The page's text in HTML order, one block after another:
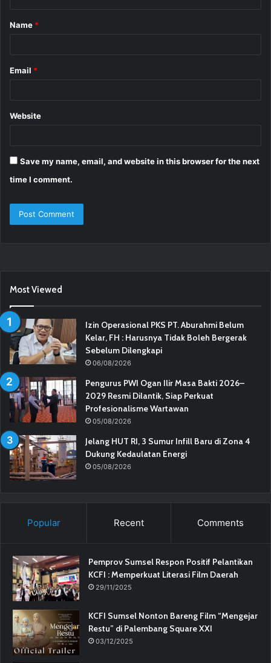
*
Name *
Email *
Website
Save my name, email, and website in this browser for the next
time I comment.
Most Viewed
Izin Operasional PKS PT. Aburahmi Belum
Kelar, FH : Harusnya Tidak Boleh Bergerak
Sebelum Dilengkapi
06/08/2026
Pengurus PWI Ogan Ilir Masa Bakti 2026–
2029 Resmi Dilantik, Siap Perkuat
Profesionalisme Wartawan
05/08/2026
Jelang HUT RI, 3 Sumur Infill Baru di Zona 4
Dukung Kedaulatan Energi
05/08/2026
Popular Recent Comments
Pemprov Sumsel Respon Positif Pelantikan
KCFI : Memperkuat Literasi Film Daerah
29/11/2025
KCFI Sumsel Nonton Bareng Film “Mengejar
Restu” di Palembang Square XXI
03/12/2025